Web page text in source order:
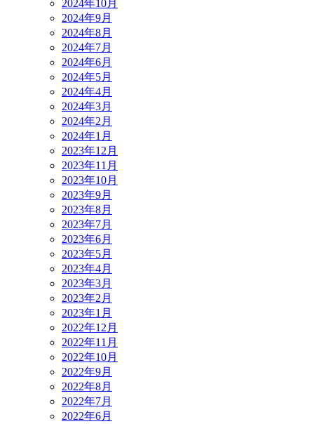
2024年10月
2024年9月
2024年8月
2024年7月
2024年6月
2024年5月
2024年4月
2024年3月
2024年2月
2024年1月
2023年12月
2023年11月
2023年10月
2023年9月
2023年8月
2023年7月
2023年6月
2023年5月
2023年4月
2023年3月
2023年2月
2023年1月
2022年12月
2022年11月
2022年10月
2022年9月
2022年8月
2022年7月
2022年6月